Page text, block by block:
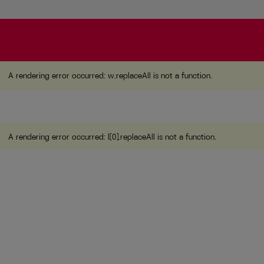
A rendering error occurred:w.replaceAll is not a function
A rendering error occurred: w.replaceAll is not a function.
A rendering error occurred: l[0].replaceAll is not a function.